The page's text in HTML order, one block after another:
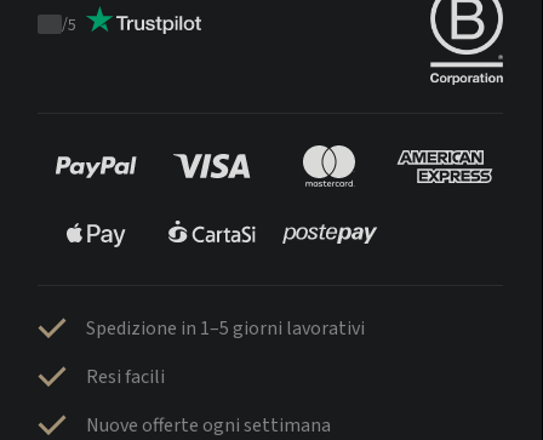
Trustpilot
/5
Spedizione in 1–5 giorni lavorativi
Resi facili
Nuove offerte ogni settimana